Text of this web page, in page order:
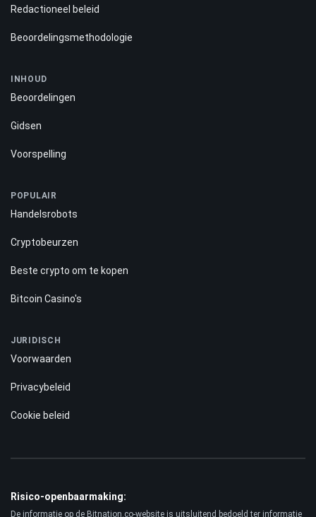
Redactioneel beleid
Beoordelingsmethodologie
INHOUD
Beoordelingen
Gidsen
Voorspelling
POPULAIR
Handelsrobots
Cryptobeurzen
Beste crypto om te kopen
Bitcoin Casino's
JURIDISCH
Voorwaarden
Privacybeleid
Cookie beleid
Risico-openbaarmaking:
De informatie op de Bitnation.co-website is uitsluitend bedoeld ter informatie